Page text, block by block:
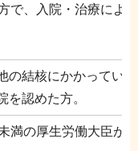
で、入院・治療によ
の結核にかかってい
を認めた方。
満の厚生労働大臣が